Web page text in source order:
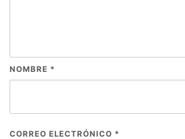
NOMBRE *
CORREO ELECTRÓNICO *